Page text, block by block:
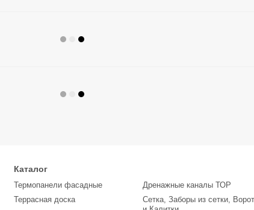
Каталог
Термопанели фасадные
Террасная доска
Дренажные каналы ТОР
Сетка, Заборы из сетки,